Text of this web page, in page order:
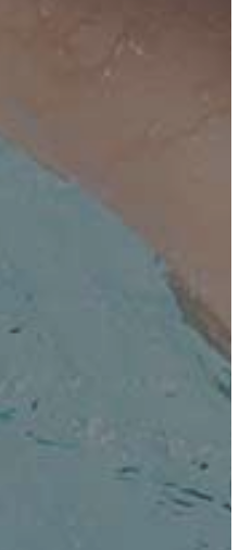
B Maschile
2003-2017
delle Regioni
CoMeN Cup
News
Azzurri
Artistico
Eventi